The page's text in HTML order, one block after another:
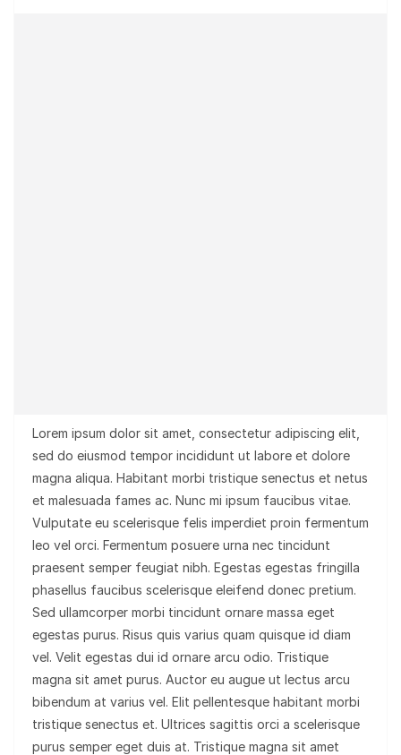
Lorem ipsum dolor sit amet, consectetur adipiscing elit,
sed do eiusmod tempor incididunt ut labore et dolore
magna aliqua. Habitant morbi tristique senectus et netus
et malesuada fames ac. Nunc mi ipsum faucibus vitae.
Vulputate eu scelerisque felis imperdiet proin fermentum
leo vel orci. Fermentum posuere urna nec tincidunt
praesent semper feugiat nibh. Egestas egestas fringilla
phasellus faucibus scelerisque eleifend donec pretium.
Sed ullamcorper morbi tincidunt ornare massa eget
egestas purus. Risus quis varius quam quisque id diam
vel. Velit egestas dui id ornare arcu odio. Tristique
magna sit amet purus. Auctor eu augue ut lectus arcu
bibendum at varius vel. Elit pellentesque habitant morbi
tristique senectus et. Ultrices sagittis orci a scelerisque
purus semper eget duis at. Tristique magna sit amet